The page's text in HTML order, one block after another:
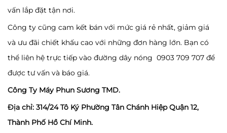
vấn lắp đặt tận nơi.
Công ty cũng cam kết bán với mức giá rẻ nhất, giảm giá
và ưu đãi chiết khấu cao với những đơn hàng lớn. Bạn có
thể liên hệ trực tiếp vào đường dây nóng 0903 709 707 để
được tư vấn và báo giá.
Công Ty Máy Phun Sương TMD.
Địa chỉ: 314/24 Tô Ký Phường Tân Chánh Hiệp Quận 12,
Thành Phố Hồ Chí Minh.